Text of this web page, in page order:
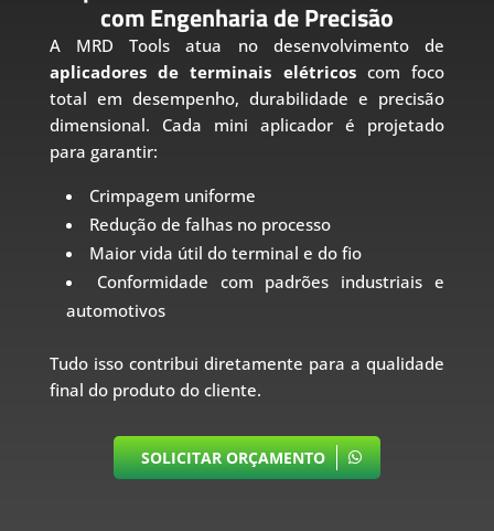
com Engenharia de Precisão
A MRD Tools atua no desenvolvimento de
aplicadores de terminais elétricoscom foco
total em desempenho, durabilidade e precisão
dimensional. Cada mini aplicador é projetado
para garantir:
Crimpagem uniforme
Redução de falhas no processo
Maior vida útil do terminal e do fio
Conformidade com padrões industriais e
automotivos
Tudo isso contribui diretamente para a qualidade
final do produto do cliente.
SOLICITAR ORÇAMENTO